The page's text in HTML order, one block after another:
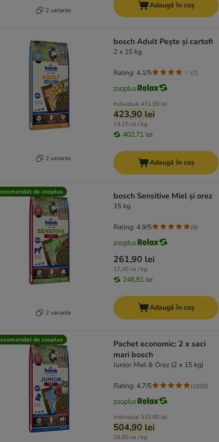
2 variante
Adaugă în coș
2 variante
bosch Adult Pește și cartofi
2 x 15 kg
Individual431,80 lei
423,90 lei
14,15 lei / kg
402,71 lei
Rating: 4.1/5 (7)
Adaugă în coș
de zooplus
2 variante
bosch Sensitive Miel și orez
15 kg
261,90 lei
17,45 lei / kg
248,81 lei
Rating: 4.9/5 (8)
Adaugă în coș
de zooplus
Pachet economic: 2 x saci
mari bosch
Junior Miel & Orez (2 x 15 kg)
Individual 515,80 lei
504,90 lei
16,85 lei / kg
Rating: 4.7/5 (1050)